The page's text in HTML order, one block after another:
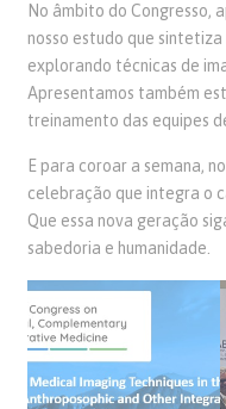
No âmbito do Congresso,
nosso estudo que sintetiza
explorando técnicas de
Apresentamos também
treinamento das equipes
E para coroar a semana, no
celebração que integra o
Que essa nova geração
sabedoria e humanidade.